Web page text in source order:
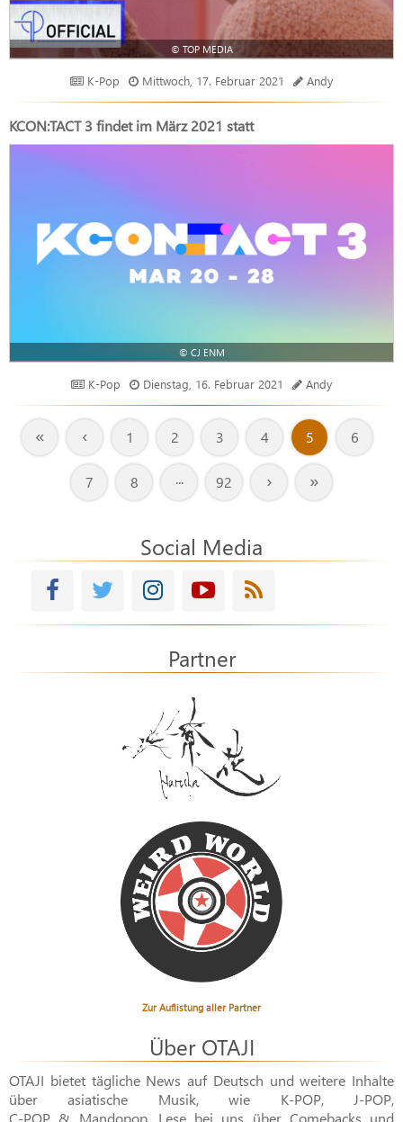
© TOP MEDIA
K-Pop Mittwoch, 17. Februar 2021 Andy
KCON:TACT 3 findet im März 2021 statt
© CJ ENM
K-Pop Dienstag, 16. Februar 2021 Andy
« ‹ 1 2 3 4 5 6
7 8 ··· 92 › »
Social Media
Partner
Zur Auflistung aller Partner
Über OTAJI
OTAJI bietet tägliche News auf Deutsch und weitere Inhalte
über asiatische Musik, wie K-POP, J-POP,
C-POP & Mandopop. Lese bei uns über Comebacks und